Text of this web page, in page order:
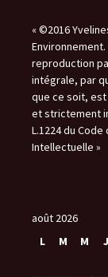
« ©2016
Environnement.
reproduction
intégrale, par
que ce soit,
et strictement
L.1224 du
Intellectuelle »
août 2026
L
M M J